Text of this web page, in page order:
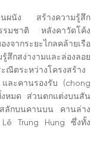
นผนัง สร้างความรู้สึก
รรมชาติ หลังคาวัดโค้ง
จากระยะไกลคล้ายเรือ
สง่างามและล่องลอย
ณีตระหว่างโครงสร้าง
ละคานรองรับ (chong
งหมด ส่วนตกแต่งบนสัน
ลักบนคานบน คานล่าง
Trung Hung ซึ่งทั้ง